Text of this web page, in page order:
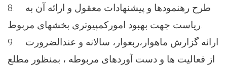
8. طرح رهنمودها و پیشنهادات معقول و ارائه آن به
9. ارائه گزارش ماهوار،ربعوار، سالانه و عندالضرورت
از فعالیت ها و دست آوردهای مربوطه ، بمنظور مطلع